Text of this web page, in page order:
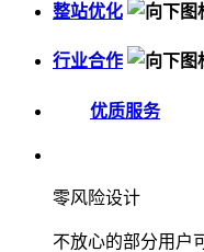
整站优化
行业合作
优质服务
零风险设计
不放心的部分用户